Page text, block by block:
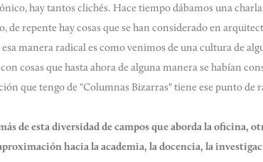
hay tantos clichés. Hace tiempo dábamos una
de repente hay cosas que se han considerado en
manera radical es como venimos de una cultura de
cosas que hasta ahora de alguna manera se habían
que tengo de "Columnas Bizarras" tiene ese punto de
de esta diversidad de campos que aborda la oficina,
hacia la academia, la docencia, la